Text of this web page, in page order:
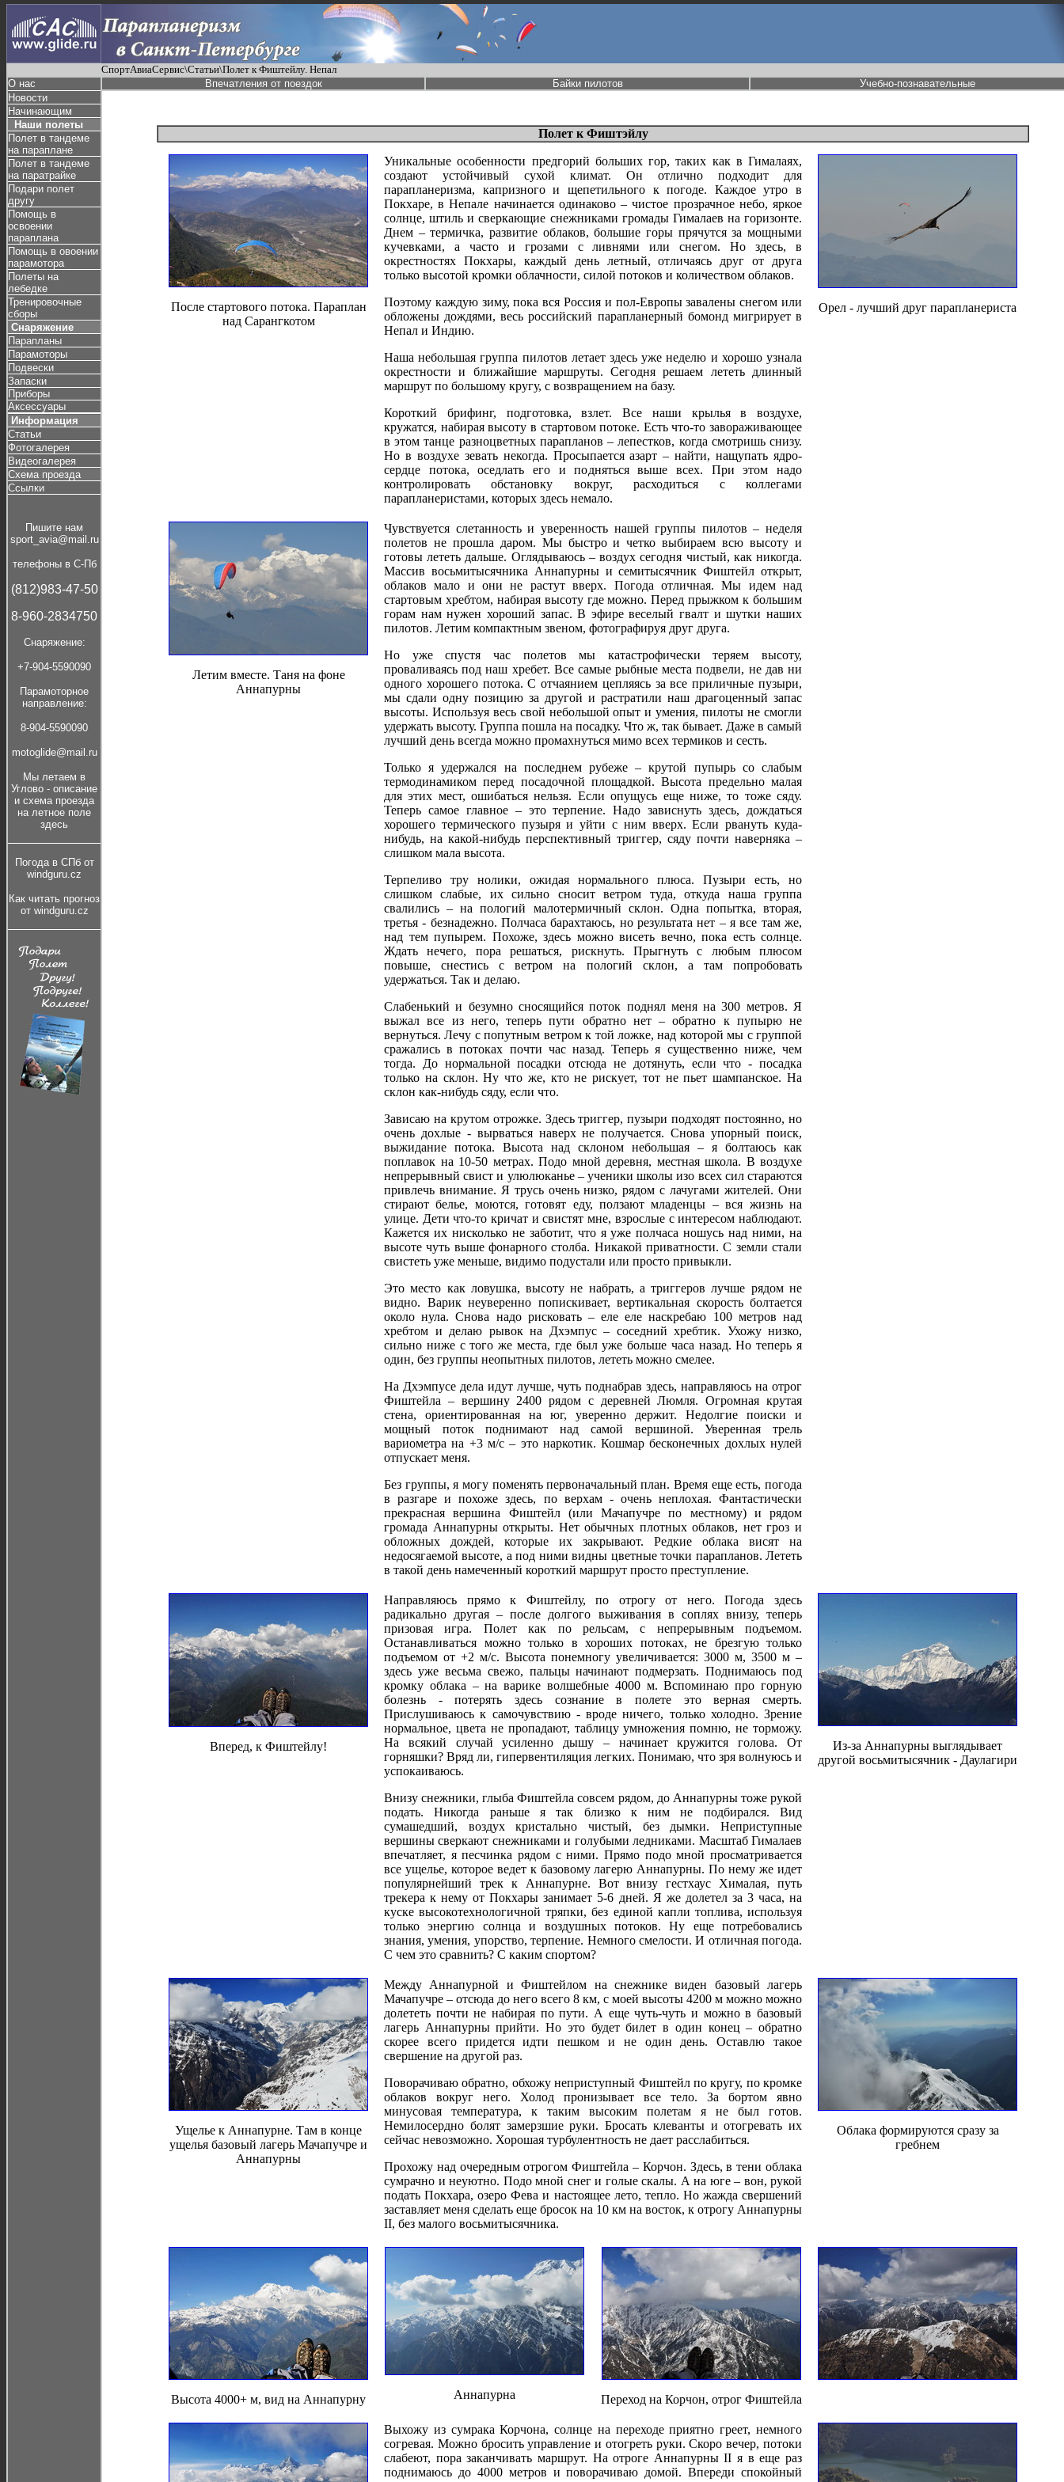
СпортАвиаСервис\Статьи\Полет к Фиштейлу. Непал
О нас
Новости
Начинающим
Наши полеты
Полет в тандеме
на параплане
Полет в тандеме
на паратрайке
Подари полет
другу
Помощь в
освоении
параплана
Помощь в овоении
парамотора
Полеты на
лебедке
Тренировочные
сборы
Снаряжение
Парапланы
Парамоторы
Подвески
Запаски
Приборы
Аксессуары
Информация
Статьи
Фотогалерея
Видеогалерея
Схема проезда
Ссылки
Пишите нам
sport_avia@mail.ru
телефоны в С-Пб
(812)983-47-50
8-960-2834750
Cнаряжение:
+7-904-5590090
Парамоторное
направление:
8-904-5590090
motoglide@mail.ru
Мы летаем в
Углово - описание
и cхема проезда
на летное поле
здесь
Погода в СПб от
windguru.cz
Как читать прогноз
от windguru.cz
Впечатления от поездок Байки пилотов Учебно-познавательные
Полет к Фиштэйлу
После стартового потока. Параплан
над Сарангкотом
Уникальные особенности предгорий больших гор, таких как в Гималаях,
создают устойчивый сухой климат. Он отлично подходит для
парапланеризма, капризного и щепетильного к погоде. Каждое утро в
Покхаре, в Непале начинается одинаково – чистое прозрачное небо, яркое
солнце, штиль и сверкающие снежниками громады Гималаев на горизонте.
Днем – термичка, развитие облаков, большие горы прячутся за мощными
кучевками, а часто и грозами c ливнями или снегом. Но здесь, в
окрестностях Покхары, каждый день летный, отличаясь друг от друга
только высотой кромки облачности, силой потоков и количеством облаков.
Поэтому каждую зиму, пока вся Россия и пол-Европы завалены снегом или
обложены дождями, весь российский парапланерный бомонд мигрирует в
Непал и Индию.
Наша небольшая группа пилотов летает здесь уже неделю и хорошо узнала
окрестности и ближайшие маршруты. Сегодня решаем лететь длинный
маршрут по большому кругу, с возвращением на базу.
Короткий брифинг, подготовка, взлет. Все наши крылья в воздухе,
кружатся, набирая высоту в стартовом потоке. Есть что-то завораживающее
в этом танце разноцветных парапланов – лепестков, когда смотришь снизу.
Но в воздухе зевать некогда. Просыпается азарт – найти, нащупать ядро-
сердце потока, оседлать его и подняться выше всех. При этом надо
контролировать обстановку вокруг, расходиться с коллегами
парапланеристами, которых здесь немало.
Орел - лучший друг парапланериста
Летим вместе. Таня на фоне
Аннапурны
Чувствуется слетанность и уверенность нашей группы пилотов – неделя
полетов не прошла даром. Мы быстро и четко выбираем всю высоту и
готовы лететь дальше. Оглядываюсь – воздух сегодня чистый, как никогда.
Массив восьмитысячника Аннапурны и семитысячник Фиштейл открыт,
облаков мало и они не растут вверх. Погода отличная. Мы идем над
стартовым хребтом, набирая высоту где можно. Перед прыжком к большим
горам нам нужен хороший запас. В эфире веселый гвалт и шутки наших
пилотов. Летим компактным звеном, фотографируя друг друга.
Но уже спустя час полетов мы катастрофически теряем высоту,
проваливаясь под наш хребет. Все самые рыбные места подвели, не дав ни
одного хорошего потока. С отчаянием цепляясь за все приличные пузыри,
мы сдали одну позицию за другой и растратили наш драгоценный запас
высоты. Используя весь свой небольшой опыт и умения, пилоты не смогли
удержать высоту. Группа пошла на посадку. Что ж, так бывает. Даже в самый
лучший день всегда можно промахнуться мимо всех термиков и сесть.
Только я удержался на последнем рубеже – крутой пупырь со слабым
термодинамиком перед посадочной площадкой. Высота предельно малая
для этих мест, ошибаться нельзя. Если опущусь еще ниже, то тоже сяду.
Теперь самое главное – это терпение. Надо зависнуть здесь, дождаться
хорошего термического пузыря и уйти с ним вверх. Если рвануть куда-
нибудь, на какой-нибудь перспективный триггер, сяду почти наверняка –
слишком мала высота.
Терпеливо тру нолики, ожидая нормального плюса. Пузыри есть, но
слишком слабые, их сильно сносит ветром туда, откуда наша группа
свалились – на пологий малотермичный склон. Одна попытка, вторая,
третья - безнадежно. Полчаса барахтаюсь, но результата нет – я все там же,
над тем пупырем. Похоже, здесь можно висеть вечно, пока есть солнце.
Ждать нечего, пора решаться, рискнуть. Прыгнуть с любым плюсом
повыше, снестись с ветром на пологий склон, а там попробовать
удержаться. Так и делаю.
Слабенький и безумно сносящийся поток поднял меня на 300 метров. Я
выжал все из него, теперь пути обратно нет – обратно к пупырю не
вернуться. Лечу с попутным ветром к той ложке, над которой мы с группой
сражались в потоках почти час назад. Теперь я существенно ниже, чем
тогда. До нормальной посадки отсюда не дотянуть, если что - посадка
только на склон. Ну что же, кто не рискует, тот не пьет шампанское. На
склон как-нибудь сяду, если что.
Зависаю на крутом отрожке. Здесь триггер, пузыри подходят постоянно, но
очень дохлые - вырваться наверх не получается. Снова упорный поиск,
выжидание потока. Высота над склоном небольшая – я болтаюсь как
поплавок на 10-50 метрах. Подо мной деревня, местная школа. В воздухе
непрерывный свист и улюлюканье – ученики школы изо всех сил стараются
привлечь внимание. Я трусь очень низко, рядом с лачугами жителей. Они
стирают белье, моются, готовят еду, ползают младенцы – вся жизнь на
улице. Дети что-то кричат и свистят мне, взрослые с интересом наблюдают.
Кажется их нисколько не заботит, что я уже полчаса ношусь над ними, на
высоте чуть выше фонарного столба. Никакой приватности. С земли стали
свистеть уже меньше, видимо подустали или просто привыкли.
Это место как ловушка, высоту не набрать, а триггеров лучше рядом не
видно. Варик неуверенно попискивает, вертикальная скорость болтается
около нула. Снова надо рисковать – еле еле наскребаю 100 метров над
хребтом и делаю рывок на Дхэмпус – соседний хребтик. Ухожу низко,
сильно ниже с того же места, где был уже больше часа назад. Но теперь я
один, без группы неопытных пилотов, лететь можно смелее.
На Дхэмпусе дела идут лучше, чуть поднабрав здесь, направляюсь на отрог
Фиштейла – вершину 2400 рядом с деревней Люмля. Огромная крутая
стена, ориентированная на юг, уверенно держит. Недолгие поиски и
мощный поток поднимают над самой вершиной. Уверенная трель
вариометра на +3 м/с – это наркотик. Кошмар бесконечных дохлых нулей
отпускает меня.
Без группы, я могу поменять первоначальный план. Время еще есть, погода
в разгаре и похоже здесь, по верхам - очень неплохая. Фантастически
прекрасная вершина Фиштейл (или Мачапучре по местному) и рядом
громада Аннапурны открыты. Нет обычных плотных облаков, нет гроз и
обложных дождей, которые их закрывают. Редкие облака висят на
недосягаемой высоте, а под ними видны цветные точки парапланов. Лететь
в такой день намеченный короткий маршрут просто преступление.
Вперед, к Фиштейлу!
Направляюсь прямо к Фиштейлу, по отрогу от него. Погода здесь
радикально другая – после долгого выживания в соплях внизу, теперь
призовая игра. Полет как по рельсам, с непрерывным подъемом.
Останавливаться можно только в хороших потоках, не брезгую только
подъемом от +2 м/с. Высота понемногу увеличивается: 3000 м, 3500 м –
здесь уже весьма свежо, пальцы начинают подмерзать. Поднимаюсь под
кромку облака – на варике волшебные 4000 м. Вспоминаю про горную
болезнь - потерять здесь сознание в полете это верная смерть.
Прислушиваюсь к самочувствию - вроде ничего, только холодно. Зрение
нормальное, цвета не пропадают, таблицу умножения помню, не торможу.
На всякий случай усиленно дышу – начинает кружится голова. От
горняшки? Вряд ли, гипервентиляция легких. Понимаю, что зря волнуюсь и
успокаиваюсь.
Внизу снежники, глыба Фиштейла совсем рядом, до Аннапурны тоже рукой
подать. Никогда раньше я так близко к ним не подбирался. Вид
сумашедший, воздух кристально чистый, без дымки. Неприступные
вершины сверкают снежниками и голубыми ледниками. Масштаб Гималаев
впечатляет, я песчинка рядом с ними. Прямо подо мной просматривается
все ущелье, которое ведет к базовому лагерю Аннапурны. По нему же идет
популярнейший трек к Аннапурне. Вот внизу гестхаус Хималая, путь
трекера к нему от Покхары занимает 5-6 дней. Я же долетел за 3 часа, на
куске высокотехнологичной тряпки, без единой капли топлива, используя
только энергию солнца и воздушных потоков. Ну еще потребовались
знания, умения, упорство, терпение. Немного смелости. И отличная погода.
С чем это сравнить? С каким спортом?
Из-за Аннапурны выглядывает
другой восьмитысячник - Даулагири
Ущелье к Аннапурне. Там в конце
ущелья базовый лагерь Мачапучре и
Аннапурны
Между Аннапурной и Фиштейлом на снежнике виден базовый лагерь
Мачапучре – отсюда до него всего 8 км, с моей высоты 4200 м можно можно
долететь почти не набирая по пути. А еще чуть-чуть и можно в базовый
лагерь Аннапурны прийти. Но это будет билет в один конец – обратно
скорее всего придется идти пешком и не один день. Оставлю такое
свершение на другой раз.
Поворачиваю обратно, обхожу неприступный Фиштейл по кругу, по кромке
облаков вокруг него. Холод пронизывает все тело. За бортом явно
минусовая температура, к таким высоким полетам я не был готов.
Немилосердно болят замерзшие руки. Бросать клеванты и отогревать их
сейчас невозможно. Хорошая турбулентность не дает расслабиться.
Прохожу над очередным отрогом Фиштейла – Корчон. Здесь, в тени облака
сумрачно и неуютно. Подо мной снег и голые скалы. А на юге – вон, рукой
подать Покхара, озеро Фева и настоящее лето, тепло. Но жажда свершений
заставляет меня сделать еще бросок на 10 км на восток, к отрогу Аннапурны
II, без малого восьмитысячника.
Облака формируются сразу за
гребнем
Высота 4000+ м, вид на Аннапурну Аннапурна Переход на Корчон, отрог Фиштейла
Выхожу из сумрака Корчона, солнце на переходе приятно греет, немного
согревая. Можно бросить управление и отогреть руки. Скоро вечер, потоки
слабеют, пора заканчивать маршрут. На отроге Аннапурны II я в еще раз
поднимаюсь до 4000 метров и поворачиваю домой. Впереди спокойный